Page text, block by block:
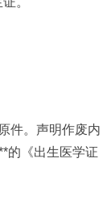
件。声明作废内
的《出生医学证